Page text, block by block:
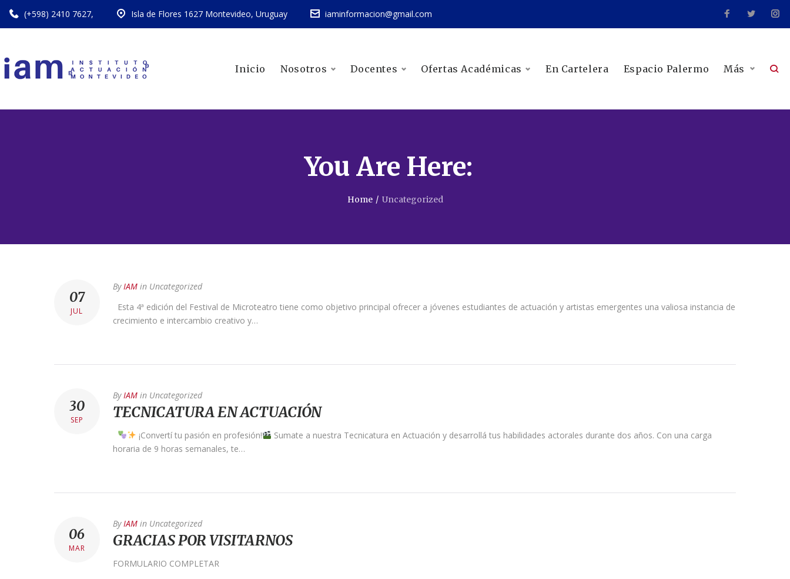
(+598) 2410 7627, Isla de Flores 1627 Montevideo, Uruguay iaminformacion@gmail.com
Inicio Nosotros Docentes Ofertas Académicas En Cartelera Espacio Palermo Más
You Are Here:
Home / Uncategorized
07
JUL
ByIAM in Uncategorized
Esta 4ª edición del Festival de Microteatro tiene como objetivo principal ofrecer a jóvenes estudiantes de actuación y artistas emergentes una valiosa instancia de
crecimiento e intercambio creativo y…
30
SEP
ByIAM in Uncategorized
TECNICATURA EN ACTUACIÓN
¡Convertí tu pasión en profesión!
Sumate a nuestra Tecnicatura en Actuación y desarrollá tus habilidades actorales durante dos años. Con una carga
horaria de 9 horas semanales, te…
06
MAR
ByIAM in Uncategorized
GRACIAS POR VISITARNOS
FORMULARIO COMPLETAR